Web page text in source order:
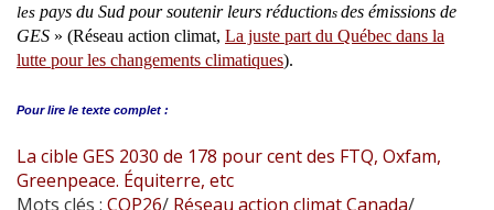
les pays du Sud pour soutenir leurs réductions des émissions de
GES » (Réseau action climat, La juste part du Québec dans la
lutte pour les changements climatiques).
Pour lire le texte complet :
La cible GES 2030 de 178 pour cent des FTQ, Oxfam,
Greenpeace. Équiterre, etc
Mots clés : COP26/ Réseau action climat Canada/